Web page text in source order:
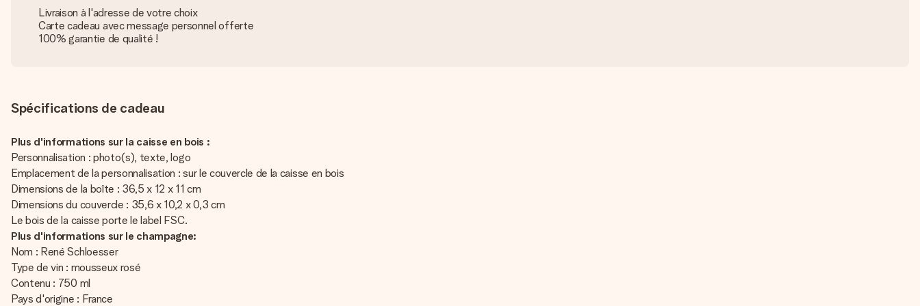
Livraison à l'adresse de votre choix
Carte cadeau avec message personnel offerte
100% garantie de qualité !
Spécifications de cadeau
Plus d'informations sur la caisse en bois :
Personnalisation : photo(s), texte, logo
Emplacement de la personnalisation : sur le couvercle de la caisse en bois
Dimensions de la boîte : 36,5 x 12 x 11 cm
Dimensions du couvercle : 35,6 x 10,2 x 0,3 cm
Le bois de la caisse porte le label FSC.
Plus d'informations sur le champagne:
Nom : René Schloesser
Type de vin : mousseux rosé
Contenu : 750 ml
Pays d'origine : France